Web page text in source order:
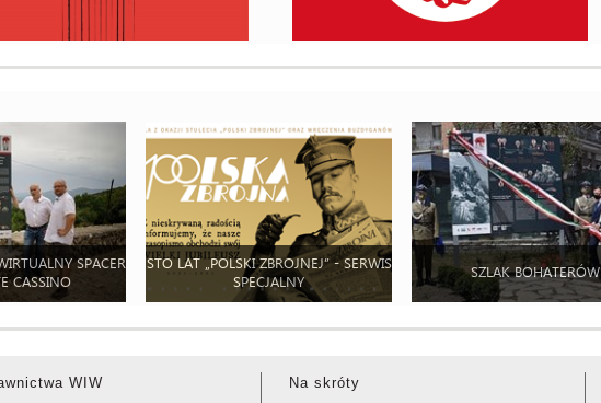
SPACER
CASSINO
STO LAT „POLSKI ZBROJNEJ” - SERWIS
SPECJALNY
SZLAK BOHATERÓW
WIW
Na skróty